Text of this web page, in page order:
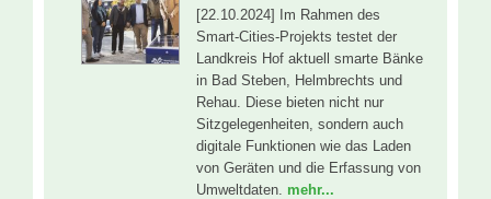
[22.10.2024] Im Rahmen des
Smart-Cities-Projekts testet der
Landkreis Hof aktuell smarte Bänke
in Bad Steben, Helmbrechts und
Rehau. Diese bieten nicht nur
Sitzgelegenheiten, sondern auch
digitale Funktionen wie das Laden
von Geräten und die Erfassung von
Umweltdaten. mehr...